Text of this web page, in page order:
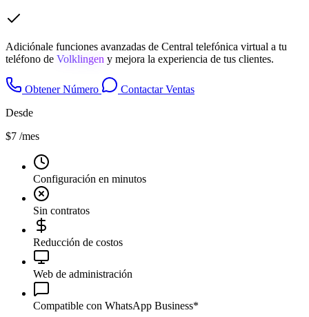
Adiciónale funciones avanzadas de Central telefónica virtual a tu
teléfono de Volklingen y mejora la experiencia de tus clientes.
Obtener Número
Contactar Ventas
Desde
$7 /mes
Configuración en minutos
Sin contratos
Reducción de costos
Web de administración
Compatible con WhatsApp Business*